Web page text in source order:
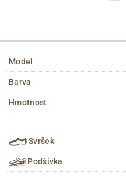
Model
Barva
Hmotnost
Svršek
Podšívka